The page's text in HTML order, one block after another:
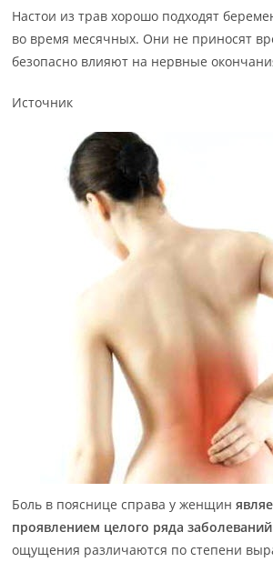
Настои из трав хорошо подходят
во время месячных. Они не приносят
безопасно влияют на нервные
Источник
Боль в пояснице справа у женщин
проявлением целого ряда заболеваний
ощущения различаются по степени